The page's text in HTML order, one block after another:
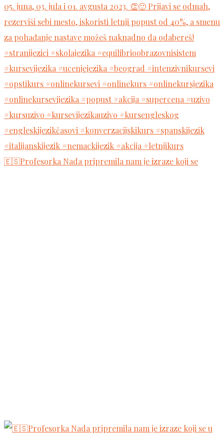
🇪🇸Profesorka Nada pripremila nam je izraze koji se